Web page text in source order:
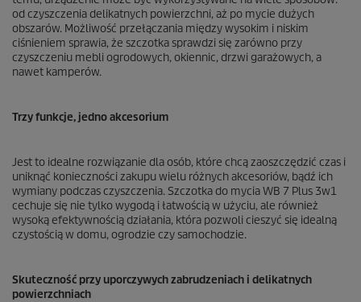
od czyszczenia delikatnych powierzchni, aż po mycie dużych
obszarów. Możliwość przełączania między wysokim i niskim
ciśnieniem sprawia, że szczotka sprawdzi się zarówno przy
czyszczeniu mebli ogrodowych, okiennic, drzwi garażowych, a
nawet kamperów.
Trzy funkcje, jedno akcesorium
Jest to idealne rozwiązanie dla osób, które chcą zaoszczędzić czas i
uniknąć konieczności zakupu wielu różnych akcesoriów, bądź ich
wymiany podczas czyszczenia. Szczotka do mycia WB 7 Plus 3w1
cechuje się nie tylko wygodą i łatwością w użyciu, ale również
wysoką efektywnością działania, która pozwoli cieszyć się idealną
czystością w domu, ogrodzie czy samochodzie.
Skuteczność przy uporczywych zabrudzeniach i delikatnych
powierzchniach